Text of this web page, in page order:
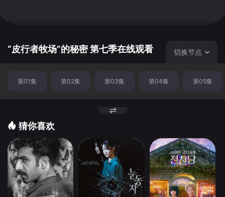
“皮行者牧场”的秘密 第七季在线观看 切换节点
第01集 第02集 第03集 第04集 第05集
猜你喜欢